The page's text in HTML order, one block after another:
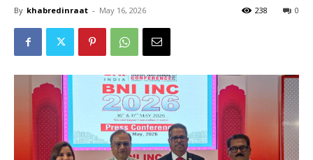
By khabredinraat - May 16, 2026 0
238